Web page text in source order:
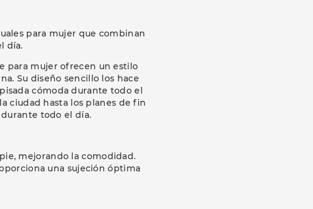
para mujer que combinan
día.
para mujer ofrecen un estilo
Su diseño sencillo los hace
cómoda durante todo el
ciudad hasta los planes de fin
todo el día.
mejorando la comodidad.
una sujeción óptima